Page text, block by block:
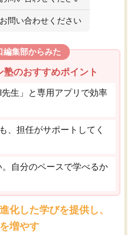
問い合わせください
編集部からみた
のおすすめポイント
生」と専用アプリで効率
、担任がサポートしてく
自分のペースで学べるか
化した学びを提供し、
増やす